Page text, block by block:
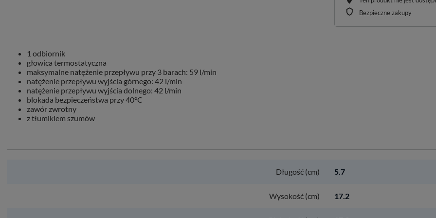
Bezpieczne zakupy
1 odbiornik
głowica termostatyczna
maksymalne natężenie przepływu przy 3 barach: 59 l/min
natężenie przepływu wyjścia górnego: 42 l/min
natężenie przepływu wyjścia dolnego: 42 l/min
blokada bezpieczeństwa przy 40°C
zawór zwrotny
z tłumikiem szumów
Długość (cm) 5.7
Wysokość (cm) 17.2